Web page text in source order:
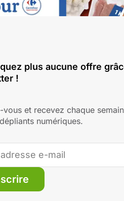
plus aucune offre
!
vous et recevez chaque
numériques.